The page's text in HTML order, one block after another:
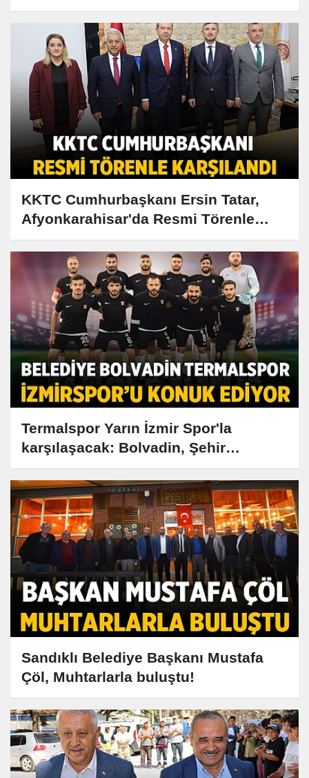
Tiyatrosu Tiyatro Kursları Başlıyor!
KKTC Cumhurbaşkanı Ersin Tatar,
Afyonkarahisar'da Resmi Törenle
Ağırlanıyor
Termalspor Yarın İzmir Spor'la
karşılaşacak: Bolvadin, Şehir
Stadyumu'nu Doldurun!
Sandıklı Belediye Başkanı Mustafa
Çöl, Muhtarlarla buluştu!